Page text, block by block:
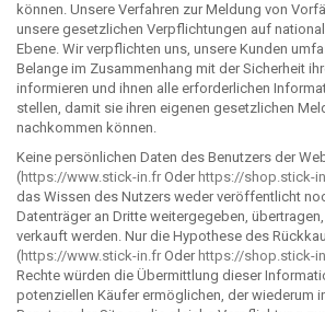
können. Unsere Verfahren zur Meldung von
unsere gesetzlichen Verpflichtungen auf
Ebene. Wir verpflichten uns, unsere Kunden
Belange im Zusammenhang mit der Sicherheit
informieren und ihnen alle erforderlichen
stellen, damit sie ihren eigenen gesetzlichen
nachkommen können.
Keine persönlichen Daten des Benutzers der
(https://www.stick-in.fr Oder https://shop.stick-
das Wissen des Nutzers weder veröffentlicht
Datenträger an Dritte weitergegeben,
verkauft werden. Nur die Hypothese des
(https://www.stick-in.fr Oder https://shop.stick-
Rechte würden die Übermittlung dieser
potenziellen Käufer ermöglichen, der wiederum